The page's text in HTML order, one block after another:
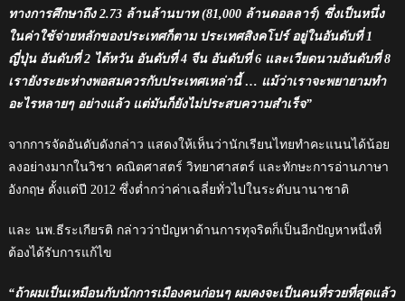
ทางการศึกษาถึง 2.73 ล้านล้านบาท (81,000 ล้านดอลลาร์) ซึ่งเป็นหนึ่ง
ในค่าใช้จ่ายหลักของประเทศก็ตาม ประเทศสิงคโปร์ อยู่ในอันดับที่ 1
ญี่ปุ่น อันดับที่ 2 ไต้หวัน อันดับที่ 4 จีน อันดับที่ 6 และเวียดนามอันดับที่ 8
เรายังระยะห่างพอสมควรกับประเทศเหล่านี้ … แม้ว่าเราจะพยายามทำ
อะไรหลายๆ อย่างแล้ว แต่มันก็ยังไม่ประสบความสำเร็จ”
จากการจัดอันดับดังกล่าว แสดงให้เห็นว่านักเรียนไทยทำคะแนนได้น้อย
ลงอย่างมากในวิชา คณิตศาสตร์ วิทยาศาสตร์ และทักษะการอ่านภาษา
อังกฤษ ตั้งแต่ปี 2012 ซึ่งต่ำกว่าค่าเฉลี่ยทั่วไปในระดับนานาชาติ
และ นพ.ธีระเกียรติ กล่าวว่าปัญหาด้านการทุจริตก็เป็นอีกปัญหาหนึ่งที่
ต้องได้รับการแก้ไข
“ถ้าผมเป็นเหมือนกับนักการเมืองคนก่อนๆ ผมคงจะเป็นคนที่รวยที่สุดแล้ว